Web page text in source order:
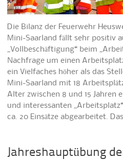
Die Bilanz der Feuerwehr
Mini-Saarland fällt sehr positiv
„Vollbeschäftigung“ beim
Nachfrage um einen
ein Vielfaches höher als das
Mini-Saarland mit 18
Alter zwischen 8 und 15 Jahren
und interessanten
ca. 20 Einsätze abgearbeitet.
Jahreshauptübung